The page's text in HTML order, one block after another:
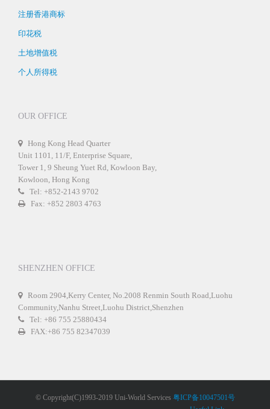
注册香港商标
印花税
土地增值税
个人所得税
OUR OFFICE
Hong Kong Head Quarter
Unit 1101, 11/F, Enterprise Square,
Tower 1, 9 Sheung Yuet Rd, Kowloon Bay,
Kowloon, Hong Kong
Tel: +852-2143 9702
Fax: +852 2803 4763
SHENZHEN OFFICE
Room 2904,Kerry Center, No.2008 Renmin South Road,Luohu
Community,Nanhu Street,Luohu District,Shenzhen
Tel: +86 755 25880434
FAX:+86 755 82347039
© Copyright(C)1993-2019 Uni-World Services 粤ICP备10047501号